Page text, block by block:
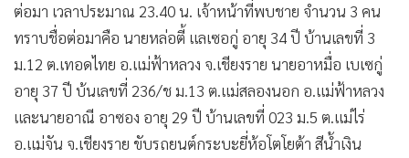
• หุ้น
• อินโดจีน
• กองทุนรวม
• Celeb Online
Factcheck
ต่อมา เวลาประมาณ 23.40 น. เจ้าหน้าที่พบชาย จำนวน 3 คน
ทราบชื่อต่อมาคือ นายหล่อตี้ แลเซอกู่ อายุ 34 ปี บ้านเลขที่ 3
ม.12 ต.เทอดไทย อ.แม่ฟ้าหลวง จ.เชียงราย นายอาหมื่อ เบเซกู่
อายุ 37 ปี บ้นเลขที่ 236/ช ม.13 ต.แม่สลองนอก อ.แม่ฟ้าหลวง
และนายอาณี อาซอง อายุ 29 ปี บ้านเลขที่ 023 ม.5 ต.แม่ไร่
อ.แม่จัน จ.เชียงราย ขับรถยนต์กระบะยี่ห้อโตโยต้า สีน้ำเงิน